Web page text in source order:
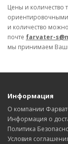
Цены и количество
ориентировочными
и количество
почте farvater-
мы принимаем
Информация
О компании
Информация о
Политика
Условия